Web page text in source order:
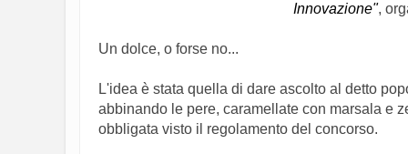
Innovazione",
Un dolce, o forse no...
L'idea è stata quella di dare ascolto al detto
abbinando le pere, caramellate con marsala e
obbligata visto il regolamento del concorso.